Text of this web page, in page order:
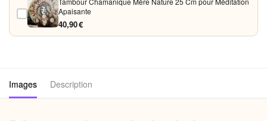
Apaisante
40,90 €
Images Description